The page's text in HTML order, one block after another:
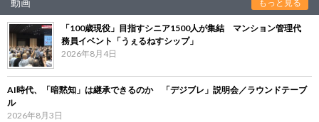
動画 もっと見る
「100歳現役」目指すシニア1500人が集結 マンション管理代
務員イベント「うぇるねすシップ」
2026年8月4日
AI時代、「暗黙知」は継承できるのか 「デジブレ」説明会／ラウンドテーブ
ル
2026年8月3日